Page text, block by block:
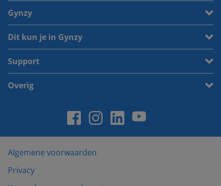
Gynzy
Dit kun je in Gynzy
Support
Overig
Algemene voorwaarden
Privacy